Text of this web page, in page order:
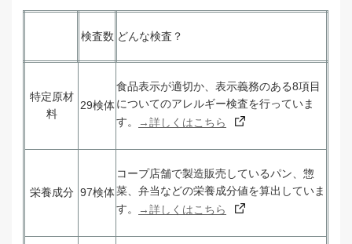
検査数 どんな検査？
特定原材
料
29検体
食品表示が適切か、表示義務のある8項目
についてのアレルギー検査を行っていま
す。
→詳しくはこちら
栄養成分 97検体
コープ店舗で製造販売しているパン、惣
菜、弁当などの栄養成分値を算出していま
す。
→詳しくはこちら